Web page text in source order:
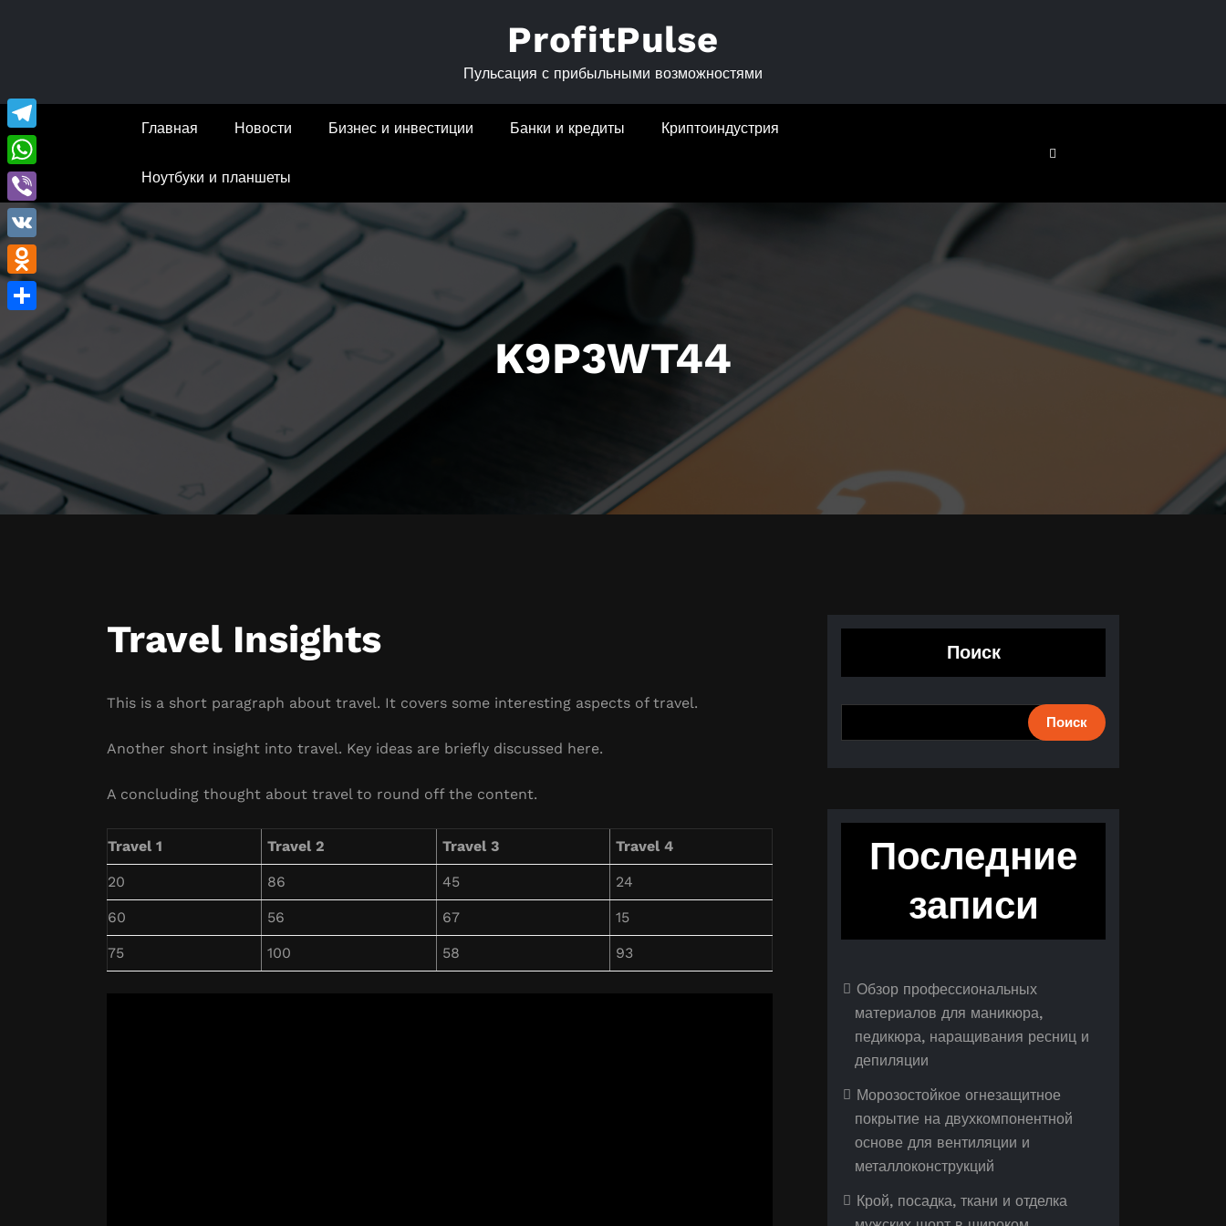
ProfitPulse
Пульсация с прибыльными возможностями
Главная Новости Бизнес и инвестиции Банки и кредиты Криптоиндустрия
Ноутбуки и планшеты
K9P3WT44
Travel Insights
This is a short paragraph about travel. It covers some interesting aspects of travel.
Another short insight into travel. Key ideas are briefly discussed here.
A concluding thought about travel to round off the content.
Travel 1 Travel 2 Travel 3 Travel 4
20 86 45 24
60 56 67 15
75 100 58 93
Поиск
Поиск
Последние
записи
Обзор профессиональных
материалов для маникюра,
педикюра, наращивания ресниц и
депиляции
Морозостойкое огнезащитное
покрытие на двухкомпонентной
основе для вентиляции и
металлоконструкций
Крой, посадка, ткани и отделка
Telegram
WhatsApp
Viber
VK
Odnoklassniki
Отправить